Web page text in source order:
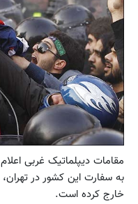
مقامات دیپلماتیک غربی
به سفارت این کشور در تهران،
خارج کرده است.